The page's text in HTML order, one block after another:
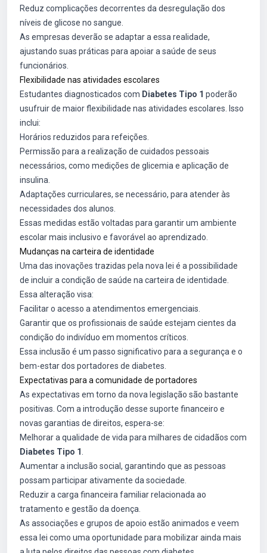
Reduz complicações decorrentes da desregulação dos
níveis de glicose no sangue.
As empresas deverão se adaptar a essa realidade,
ajustando suas práticas para apoiar a saúde de seus
funcionários.
Flexibilidade nas atividades escolares
Estudantes diagnosticados com Diabetes Tipo 1 poderão
usufruir de maior flexibilidade nas atividades escolares. Isso
inclui:
Horários reduzidos para refeições.
Permissão para a realização de cuidados pessoais
necessários, como medições de glicemia e aplicação de
insulina.
Adaptações curriculares, se necessário, para atender às
necessidades dos alunos.
Essas medidas estão voltadas para garantir um ambiente
escolar mais inclusivo e favorável ao aprendizado.
Mudanças na carteira de identidade
Uma das inovações trazidas pela nova lei é a possibilidade
de incluir a condição de saúde na carteira de identidade.
Essa alteração visa:
Facilitar o acesso a atendimentos emergenciais.
Garantir que os profissionais de saúde estejam cientes da
condição do indivíduo em momentos críticos.
Essa inclusão é um passo significativo para a segurança e o
bem-estar dos portadores de diabetes.
Expectativas para a comunidade de portadores
As expectativas em torno da nova legislação são bastante
positivas. Com a introdução desse suporte financeiro e
novas garantias de direitos, espera-se:
Melhorar a qualidade de vida para milhares de cidadãos com
Diabetes Tipo 1
Aumentar a inclusão social, garantindo que as pessoas
possam participar ativamente da sociedade.
Reduzir a carga financeira familiar relacionada ao
tratamento e gestão da doença.
As associações e grupos de apoio estão animados e veem
essa lei como uma oportunidade para mobilizar ainda mais